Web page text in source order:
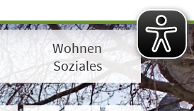
Wohnen
Soziales